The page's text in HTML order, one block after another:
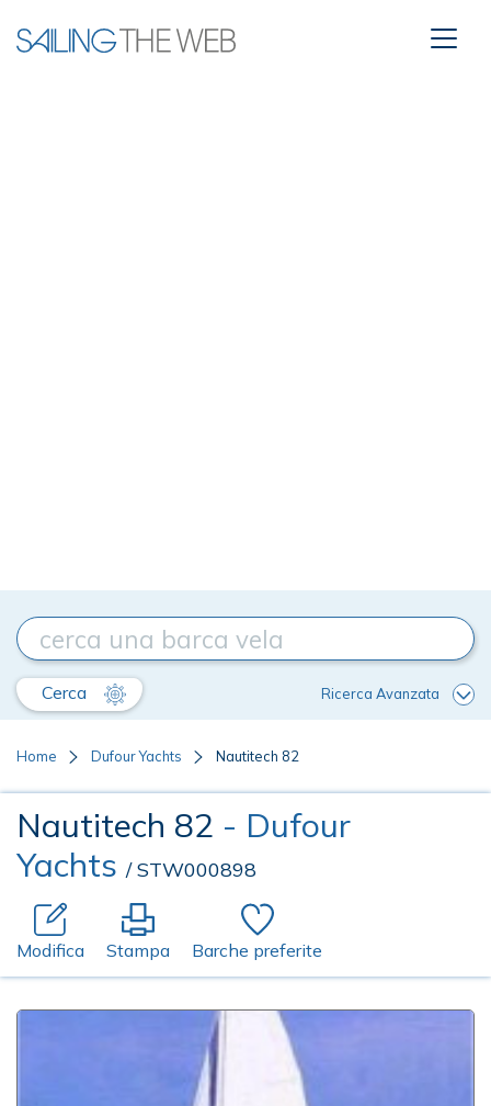
Cerca Ricerca Avanzata
Home Dufour Yachts Nautitech 82
Nautitech 82 - Dufour
Yachts / STW000898
Modifica Stampa Barche preferite